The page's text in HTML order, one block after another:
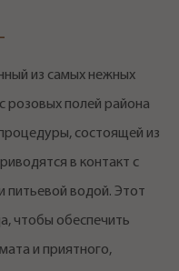
из самых нежных
розовых полей района
состоящей из
в контакт с
питьевой водой. Этот
чтобы обеспечить
и приятного,